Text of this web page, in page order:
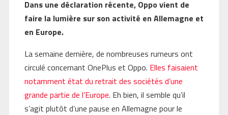
Dans une déclaration récente, Oppo vient de
faire la lumière sur son activité en Allemagne et
en Europe.
La semaine dernière, de nombreuses rumeurs ont
circulé concernant OnePlus et Oppo. Elles faisaient
notamment état du retrait des sociétés d’une
grande partie de l’Europe. Eh bien, il semble qu’il
s’agit plutôt d’une pause en Allemagne pour le